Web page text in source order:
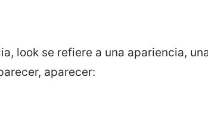
look se refiere a una apariencia,
aparecer: